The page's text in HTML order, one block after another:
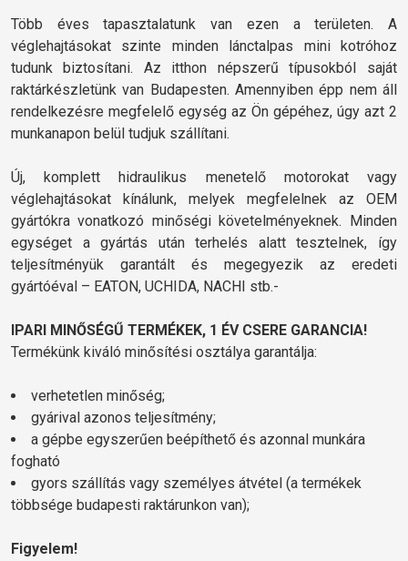
Több éves tapasztalatunk van ezen a területen. A
véglehajtásokat szinte minden lánctalpas mini kotróhoz
tudunk biztosítani. Az itthon népszerű típusokból saját
raktárkészletünk van Budapesten. Amennyiben épp nem áll
rendelkezésre megfelelő egység az Ön gépéhez, úgy azt 2
munkanapon belül tudjuk szállítani.
Új, komplett hidraulikus menetelő motorokat vagy
véglehajtásokat kínálunk, melyek megfelelnek az OEM
gyártókra vonatkozó minőségi követelményeknek. Minden
egységet a gyártás után terhelés alatt tesztelnek, így
teljesítményük garantált és megegyezik az eredeti
gyártóéval – EATON, UCHIDA, NACHI stb.-
IPARI MINŐSÉGŰ TERMÉKEK, 1 ÉV CSERE GARANCIA!
Termékünk kiváló minősítési osztálya garantálja:
verhetetlen minőség;
gyárival azonos teljesítmény;
a gépbe egyszerűen beépíthető és azonnal munkára
fogható
gyors szállítás vagy személyes átvétel (a termékek
többsége budapesti raktárunkon van);
Figyelem!